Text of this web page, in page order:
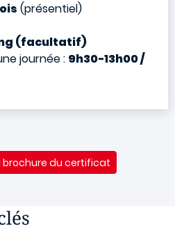
(présentiel)
(facultatif)
journée : 9h30-13h00 /
brochure du certificat